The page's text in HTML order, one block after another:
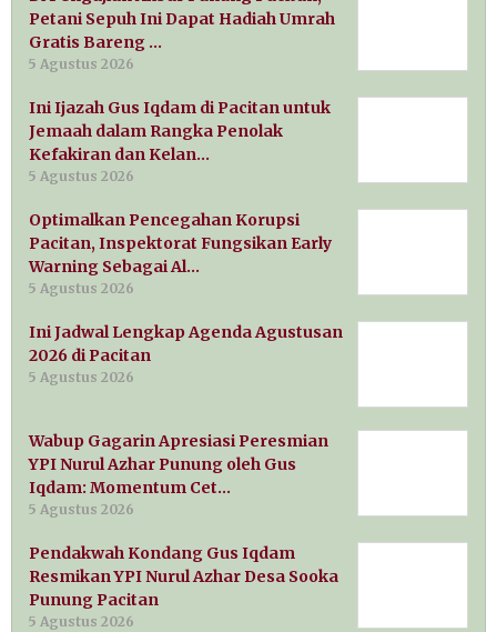
Petani Sepuh Ini Dapat Hadiah Umrah
Gratis Bareng …
5 Agustus 2026
Ini Ijazah Gus Iqdam di Pacitan untuk
Jemaah dalam Rangka Penolak
Kefakiran dan Kelan…
5 Agustus 2026
Optimalkan Pencegahan Korupsi
Pacitan, Inspektorat Fungsikan Early
Warning Sebagai Al…
5 Agustus 2026
Ini Jadwal Lengkap Agenda Agustusan
2026 di Pacitan
5 Agustus 2026
Wabup Gagarin Apresiasi Peresmian
YPI Nurul Azhar Punung oleh Gus
Iqdam: Momentum Cet…
5 Agustus 2026
Pendakwah Kondang Gus Iqdam
Resmikan YPI Nurul Azhar Desa Sooka
Punung Pacitan
5 Agustus 2026